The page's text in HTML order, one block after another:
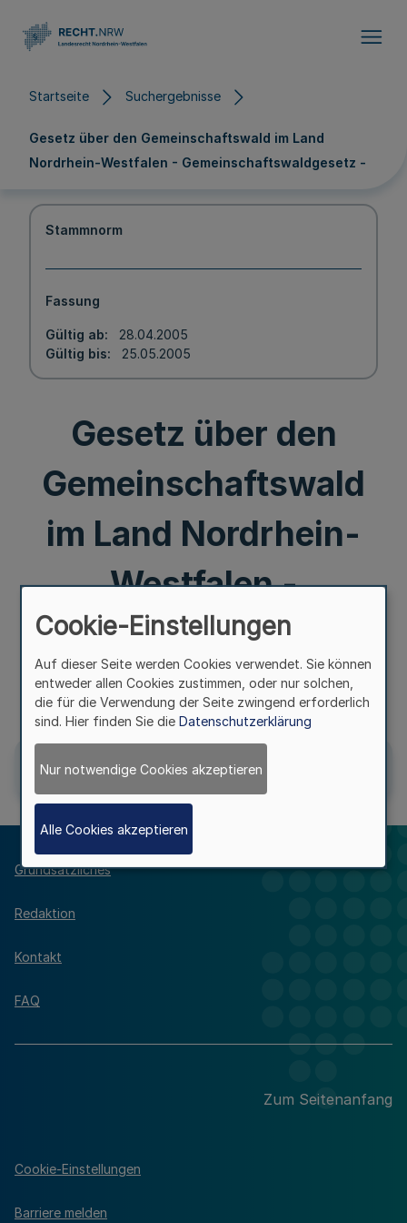
Startseite Suchergebnisse
Gesetz über den Gemeinschaftswald im Land
Nordrhein-Westfalen - Gemeinschaftswaldgesetz -
Stammnorm
Fassung
Gültig ab
28.04.2005
Gültig bis
25.05.2005
Gesetz über den
Gemeinschaftswald
im Land Nordrhein-
Westfalen -
Gemeinschaftswaldg
esetz -
Grundsätzliches
Redaktion
Kontakt
FAQ
Zum Seitenanfang
Cookie-Einstellungen
Barriere melden
Cookie-Einstellungen
Auf dieser Seite werden Cookies verwendet. Sie können
entweder allen Cookies zustimmen, oder nur solchen,
die für die Verwendung der Seite zwingend erforderlich
sind. Hier finden Sie die Datenschutzerklärung
Nur notwendige Cookies akzeptieren
Alle Cookies akzeptieren